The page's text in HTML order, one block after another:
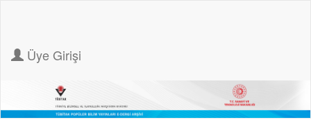
Üye Girişi